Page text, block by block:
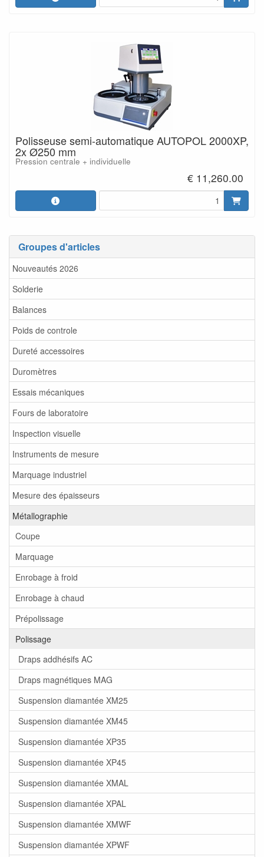
Groupes d'articles
Nouveautés 2026
Solderie
Balances
Poids de controle
Dureté accessoires
Duromètres
Essais mécaniques
Fours de laboratoire
Inspection visuelle
Instruments de mesure
Marquage industriel
Mesure des épaisseurs
Métallographie
Coupe
Marquage
Enrobage à froid
Enrobage à chaud
Prépolissage
Polissage
Draps addhésifs AC
Draps magnétiques MAG
Suspension diamantée XM25
Suspension diamantée XM45
Suspension diamantée XP35
Suspension diamantée XP45
Suspension diamantée XMAL
Suspension diamantée XPAL
Suspension diamantée XMWF
Suspension diamantée XPWF
Polisseuse semi-automatique AUTOPOL 2000XP,
2x Ø250 mm
Pression centrale + individuelle
€ 11,260.00